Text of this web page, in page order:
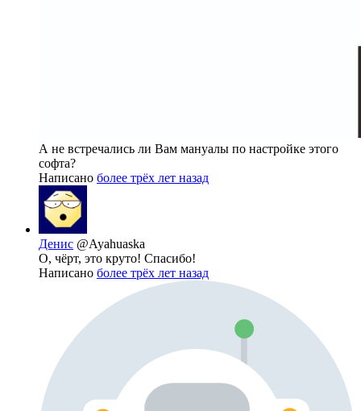
А не встречались ли Вам мануалы по настройке этого
софта?
Написано более трёх лет назад
Денис @Ayahuaska
О, чёрт, это круто! Спасибо!
Написано более трёх лет назад